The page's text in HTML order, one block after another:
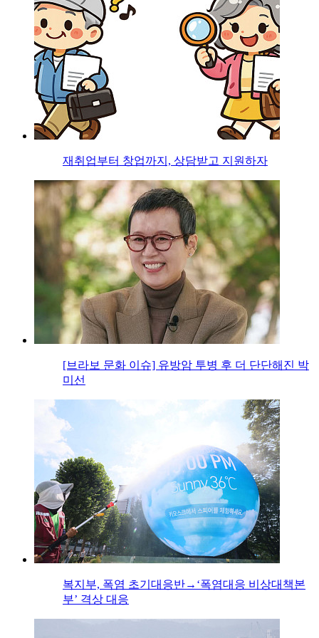
재취업부터 창업까지, 상담받고 지원하자
[브라보 문화 이슈] 유방암 투병 후 더 단단해진 박
미선
복지부, 폭염 초기대응반→‘폭염대응 비상대책본
부’ 격상 대응